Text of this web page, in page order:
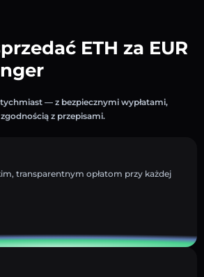
ETH za EUR
— z bezpiecznymi wypłatami,
z przepisami.
transparentnym opłatom przy każdej